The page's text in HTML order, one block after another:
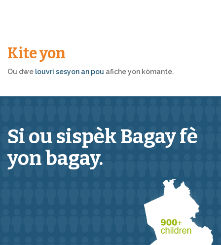
Kite yon
Ou dwe louvri sesyon an pou afiche yon kòmantè.
Si ou sispèkBagayfè
yon bagay.